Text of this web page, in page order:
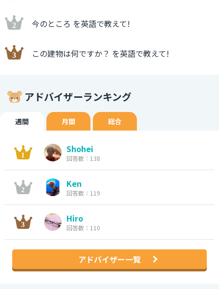
今のところ を英語で教えて!
この建物は何ですか？ を英語で教えて!
アドバイザーランキング
週間 月間 総合
Shohei
回答数：138
Ken
回答数：119
Hiro
回答数：110
アドバイザー一覧